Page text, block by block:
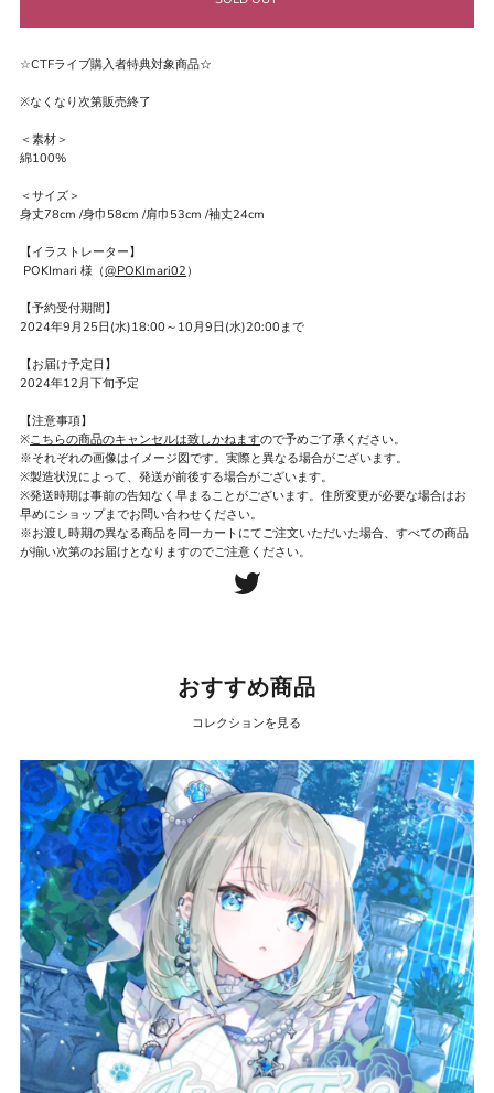
☆CTFライブ購入者特典対象商品☆
※なくなり次第販売終了
＜素材＞
綿100%
＜サイズ＞
身丈78cm /身巾58cm /肩巾53cm /袖丈24cm
【イラストレーター】
POKImari 様（@POKImari02 ）
【予約受付期間】
2024年9月25日(水)18:00～10月9日(水)20:00まで
【お届け予定日】
2024年12月下旬予定
【注意事項】
※こちらの商品のキャンセルは致しかねますので予めご了承ください。
※それぞれの画像はイメージ図です。実際と異なる場合がございます。
※製造状況によって、発送が前後する場合がございます。
※発送時期は事前の告知なく早まることがございます。住所変更が必要な場合はお
早めにショップまでお問い合わせください。
※お渡し時期の異なる商品を同一カートにてご注文いただいた場合、すべての商品
が揃い次第のお届けとなりますのでご注意ください。
おすすめ商品
コレクションを見る